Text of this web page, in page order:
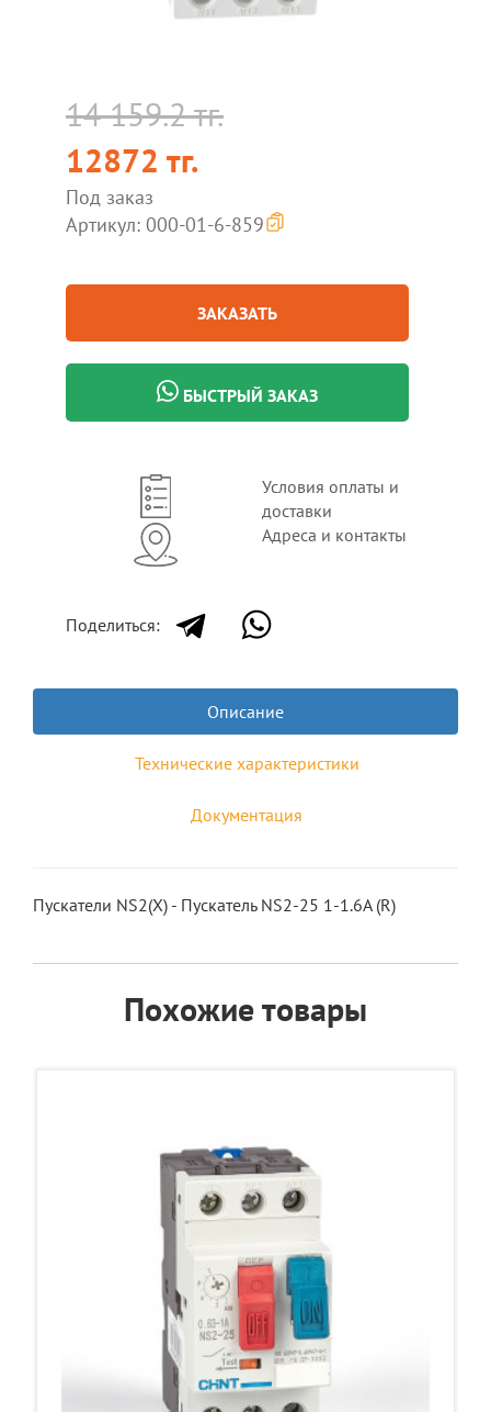
14 159.2 тг.
12872 тг.
Под заказ
Артикул: 000-01-6-859
ЗАКАЗАТЬ
БЫСТРЫЙ ЗАКАЗ
Условия оплаты и
доставки
Адреса и контакты
Поделиться:
Описание
Технические характеристики
Документация
Пускатели NS2(X) - Пускатель NS2-25 1-1.6A (R)
Похожие товары